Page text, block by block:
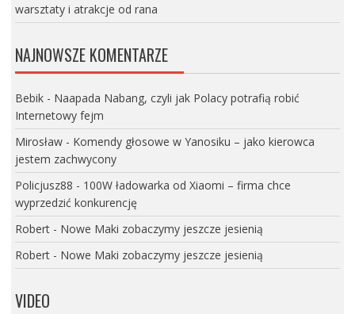
warsztaty i atrakcje od rana
NAJNOWSZE KOMENTARZE
Bebik- Naapada Nabang, czyli jak Polacy potrafią robić
Internetowy fejm
Mirosław- Komendy głosowe w Yanosiku – jako kierowca
jestem zachwycony
Policjusz88 - 100W ładowarka od Xiaomi – firma chce
wyprzedzić konkurencję
Robert- Nowe Maki zobaczymy jeszcze jesienią
Robert- Nowe Maki zobaczymy jeszcze jesienią
VIDEO